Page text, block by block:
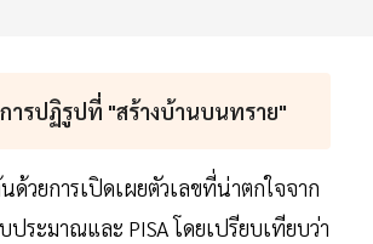
ารปฏิรูปที่ "สร้างบ้านบนทราย"
ด้วยการเปิดเผยตัวเลขที่น่าตกใจจาก
ประมาณและ PISA โดยเปรียบเทียบว่า